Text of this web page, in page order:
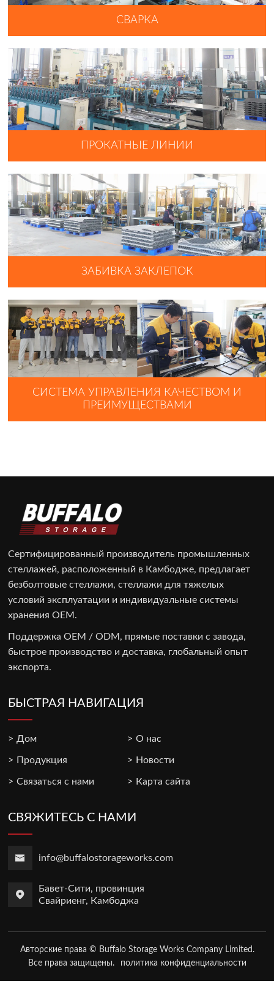
СВАРКА
ПРОКАТНЫЕ ЛИНИИ
ЗАБИВКА ЗАКЛЕПОК
СИСТЕМА УПРАВЛЕНИЯ КАЧЕСТВОМ И
ПРЕИМУЩЕСТВАМИ
Сертифицированный производитель промышленных
стеллажей, расположенный в Камбодже, предлагает
безболтовые стеллажи, стеллажи для тяжелых
условий эксплуатации и индивидуальные системы
хранения OEM.
Поддержка OEM / ODM, прямые поставки с завода,
быстрое производство и доставка, глобальный опыт
экспорта.
БЫСТРАЯ НАВИГАЦИЯ
Дом О нас
Продукция Новости
Связаться с нами Карта сайта
СВЯЖИТЕСЬ С НАМИ
info@buffalostorageworks.com
Бавет-Сити, провинция
Свайриенг, Камбоджа
Авторские права © Buffalo Storage Works Company Limited.
Все права защищены.
политика конфиденциальности